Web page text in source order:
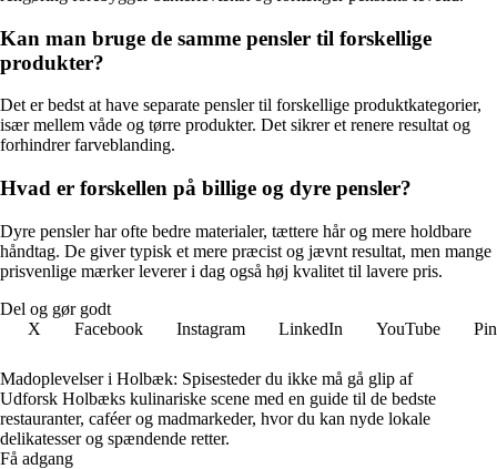
Kan man bruge de samme pensler til forskellige
produkter?
Det er bedst at have separate pensler til forskellige produktkategorier,
især mellem våde og tørre produkter. Det sikrer et renere resultat og
forhindrer farveblanding.
Hvad er forskellen på billige og dyre pensler?
Dyre pensler har ofte bedre materialer, tættere hår og mere holdbare
håndtag. De giver typisk et mere præcist og jævnt resultat, men mange
prisvenlige mærker leverer i dag også høj kvalitet til lavere pris.
Del og gør godt
X
Facebook Instagram LinkedIn YouTube
Madoplevelser i Holbæk: Spisesteder du ikke må gå glip af
Udforsk Holbæks kulinariske scene med en guide til de bedste
restauranter, caféer og madmarkeder, hvor du kan nyde lokale
delikatesser og spændende retter.
Få adgang